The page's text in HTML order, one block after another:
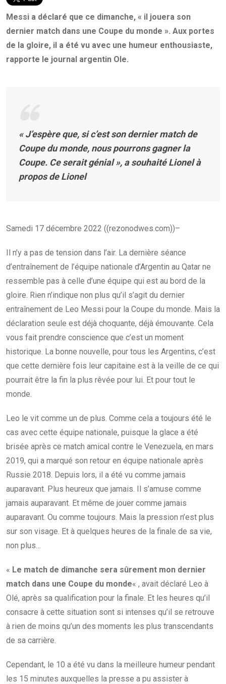
Messi a déclaré que ce dimanche, « il jouera son
dernier match dans une Coupe du monde ». Aux portes
de la gloire, il a été vu avec une humeur enthousiaste,
rapporte le journal argentin Ole.
« J’espère que, si c’est son dernier match de
Coupe du monde, nous pourrons gagner la
Coupe. Ce serait génial », a souhaité Lionel à
propos de Lionel
Samedi 17 décembre 2022 ((rezonodwes.com))–
Il n’y a pas de tension dans l’air. La dernière séance
d’entraînement de l’équipe nationale d’Argentin au Qatar ne
ressemble pas à celle d’une équipe qui est au bord de la
gloire. Rien n’indique non plus qu’il s’agit du dernier
entraînement de Leo Messi pour la Coupe du monde. Mais la
déclaration seule est déjà choquante, déjà émouvante. Cela
vous fait prendre conscience que c’est un moment
historique. La bonne nouvelle, pour tous les Argentins, c’est
que cette dernière fois leur capitaine est à la veille de ce qui
pourrait être la fin la plus rêvée pour lui. Et pour tout le
monde.
Leo le vit comme un de plus. Comme cela a toujours été le
cas avec cette équipe nationale, puisque la glace a été
brisée après ce match amical contre le Venezuela, en mars
2019, qui a marqué son retour en équipe nationale après
Russie 2018. Depuis lors, il a été vu comme jamais
auparavant. Plus heureux que jamais. Il s’amuse comme
jamais auparavant. Et même de jouer comme jamais
auparavant. Ou comme toujours. Mais la pression n’est plus
sur son visage. Et à quelques heures de la finale de sa vie,
non plus…
« Le match de dimanche sera sûrement mon dernier
match dans une Coupe du monde« , avait déclaré Leo à
Olé, après sa qualification pour la finale. Et les heures qu’il
consacre à cette situation sont si intenses qu’il se retrouve
à rien de moins qu’un des moments les plus transcendants
de sa carrière.
Cependant, le 10 a été vu dans la meilleure humeur pendant
les 15 minutes auxquelles la presse a pu assister à